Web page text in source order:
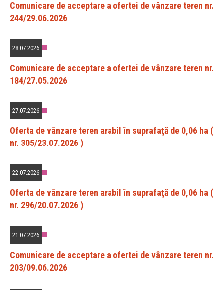
Comunicare de acceptare a ofertei de vânzare teren nr.
244/29.06.2026
28.07.2026
Comunicare de acceptare a ofertei de vânzare teren nr.
184/27.05.2026
27.07.2026
Oferta de vânzare teren arabil în suprafaţă de 0,06 ha (
nr. 305/23.07.2026 )
22.07.2026
Oferta de vânzare teren arabil în suprafaţă de 0,06 ha (
nr. 296/20.07.2026 )
21.07.2026
Comunicare de acceptare a ofertei de vânzare teren nr.
203/09.06.2026